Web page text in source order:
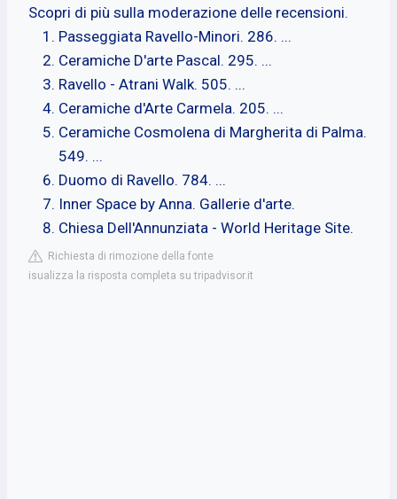
Scopri di più sulla moderazione delle recensioni.
Passeggiata Ravello-Minori. 286. ...
Ceramiche D'arte Pascal. 295. ...
Ravello - Atrani Walk. 505. ...
Ceramiche d'Arte Carmela. 205. ...
Ceramiche Cosmolena di Margherita di Palma.
549. ...
Duomo di Ravello. 784. ...
Inner Space by Anna. Gallerie d'arte.
Chiesa Dell'Annunziata - World Heritage Site.
Richiesta di rimozione della fonte
isualizza la risposta completa su tripadvisor.it